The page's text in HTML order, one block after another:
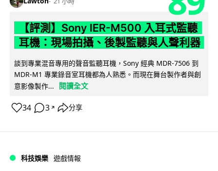
【評測】Sony IER-M500 入耳式監聽
耳機：現場拍攝、後製監聽與人聲利器
談到專業混音專用的聲音監聽耳機，Sony 經典 MDR-7506 到
MDR-M1 專業錄音室耳機都為人熟悉。而現在舞台製作者與創
意影像製作...
閱讀全文
34 3 ↗ 分享
科技娛樂 遊戲情報